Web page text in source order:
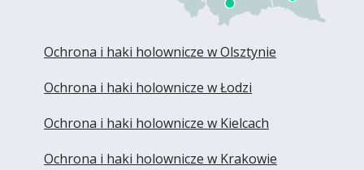
Ochrona i haki holownicze w Olsztynie
Ochrona i haki holownicze w Łodzi
Ochrona i haki holownicze w Kielcach
Ochrona i haki holownicze w Krakowie